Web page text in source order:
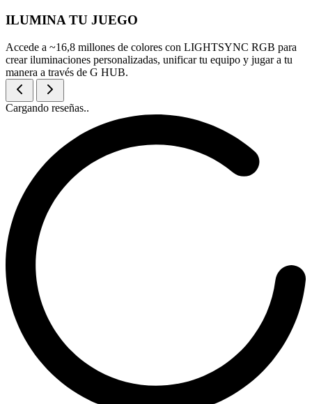
ILUMINA TU JUEGO
Accede a ~16,8 millones de colores con LIGHTSYNC RGB para
crear iluminaciones personalizadas, unificar tu equipo y jugar a tu
manera a través de G HUB.
Cargando reseñas..